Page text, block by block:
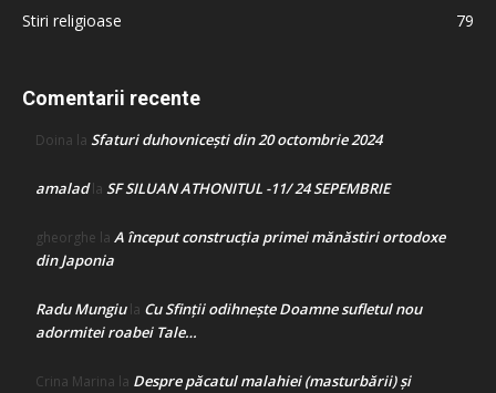
Stiri religioase
79
Comentarii recente
Doina la Sfaturi duhovnicești din 20 octombrie 2024
amaladla SF SILUAN ATHONITUL -11/ 24 SEPEMBRIE
gheorghe la A început construcţia primei mănăstiri ortodoxe
din Japonia
Radu Mungiula Cu Sfinții odihnește Doamne sufletul nou
adormitei roabei Tale…
Crina Marina la Despre păcatul malahiei (masturbării) şi